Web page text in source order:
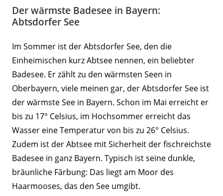
Der wärmste Badesee in Bayern:
Abtsdorfer See
Im Sommer ist der Abtsdorfer See, den die
Einheimischen kurz Abtsee nennen, ein beliebter
Badesee. Er zählt zu den wärmsten Seen in
Oberbayern, viele meinen gar, der Abtsdorfer See ist
der wärmste See in Bayern. Schon im Mai erreicht er
bis zu 17° Celsius, im Hochsommer erreicht das
Wasser eine Temperatur von bis zu 26° Celsius.
Zudem ist der Abtsee mit Sicherheit der fischreichste
Badesee in ganz Bayern. Typisch ist seine dunkle,
bräunliche Färbung: Das liegt am Moor des
Haarmooses, das den See umgibt.